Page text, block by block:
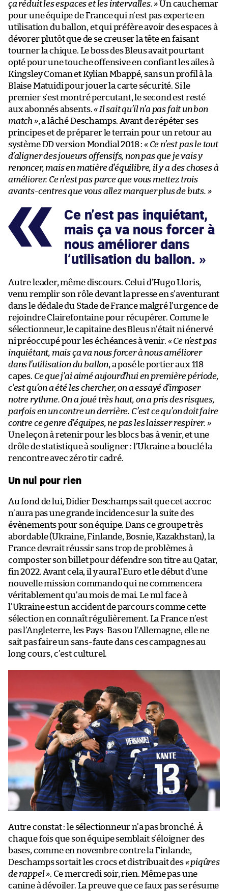
ça réduit les espaces et les intervalles. »Un cauchemar
pour une équipe de France qui n’est pas experte en
utilisation du ballon, et qui préfère avoir des espaces à
dévorer plutôt que de se creuser la tête en faisant
tourner la chique. Le boss des Bleus avait pourtant
opté pour une touche offensive en confiant les ailes à
Kingsley Coman et Kylian Mbappé, sans un profil à la
Blaise Matuidi pour jouer la carte sécurité. Si le
premier s’est montré percutant, le second est resté
aux abonnés absents.« Il sait qu’il n’a pas fait un bon
match », a lâché Deschamps. Avant de répéter ses
principes et de préparer le terrain pour un retour au
système DD version Mondial 2018 : « Ce n’est pas le tout
d’aligner des joueurs offensifs, non pas que je vais y
renoncer, mais en matière d’équilibre, il y a des choses à
améliorer. Ce n’est pas parce que vous mettez trois
avants-centres que vous allez marquer plus de buts. »
Ce n’est pas inquiétant,
mais ça va nous forcer à
nous améliorer dans
l’utilisation du ballon.
Autre leader, même discours. Celui d’Hugo Lloris,
venu remplir son rôle devant la presse en s’aventurant
dans le dédale du Stade de France malgré l’urgence de
rejoindre Clairefontaine pour récupérer. Comme le
sélectionneur, le capitaine des Bleus n’était ni énervé
ni préoccupé pour les échéances à venir. « Ce n’est pas
inquiétant, mais ça va nous forcer à nous améliorer
dans l’utilisation du ballon, a posé le portier aux 118
capes. Ce que j’ai aimé aujourd’hui en première période,
c’est qu’on a été les chercher, on a essayé d’imposer
notre rythme. On a joué très haut, on a pris des risques,
parfois en un contre un derrière. C’est ce qu’on doit faire
contre ce genre d’équipes, ne pas les laisser respirer. »
Une leçon à retenir pour les blocs bas à venir, et une
drôle de statistique à souligner : l’Ukraine a bouclé la
rencontre avec zéro tir cadré.
Un nul pour rien
Au fond de lui, Didier Deschamps sait que cet accroc
n’aura pas une grande incidence sur la suite des
évènements pour son équipe. Dans ce groupe très
abordable (Ukraine, Finlande, Bosnie, Kazakhstan), la
France devrait réussir sans trop de problèmes à
composter son billet pour défendre son titre au Qatar,
fin 2022. Avant cela, il y aura l’Euro et le début d’une
nouvelle mission commando qui ne commencera
véritablement qu’au mois de mai. Le nul face à
l’Ukraine est un accident de parcours comme cette
sélection en connaît régulièrement. La France n’est
pas l’Angleterre, les Pays-Bas ou l’Allemagne, elle ne
sait pas faire un sans-faute dans ces campagnes au
long cours, c’est culturel.
Autre constat : le sélectionneur n’a pas bronché. À
chaque fois que son équipe semblait s’éloigner des
bases, comme en novembre contre la Finlande,
Deschamps sortait les crocs et distribuait des« piqûres
de rappel ». Ce mercredi soir, rien. Même pas une
canine à dévoiler. La preuve que ce faux pas se résume